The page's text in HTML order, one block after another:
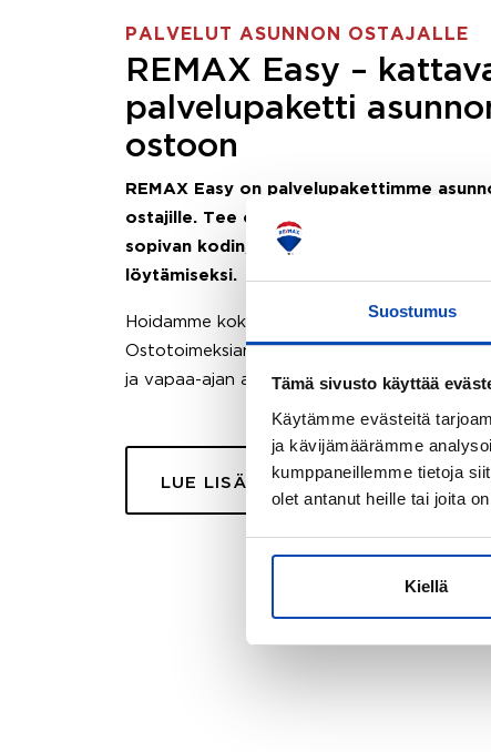
Suostumus
Tämä sivusto käyttää
Käytämme evästeitä
ja kävijämäärämme
kumppaneillemme tietoja
olet antanut heille tai joita
Kiellä
PALVELUT ASUNNON OSTAJALLE
REMAX Easy –
palvelupaketti
ostoon
REMAX Easy on palvelupakettimme
ostajille. Tee ostotoimeksianto ja
sopivan kodin, eikä sinun tarvitse nähdä
löytämiseksi.
Hoidamme koko ostoprosessin puolestasi.
Ostotoimeksiantopalvelumme sopii myös
ja vapaa-ajan asuntojen ostoon.
LUE LISÄÄ